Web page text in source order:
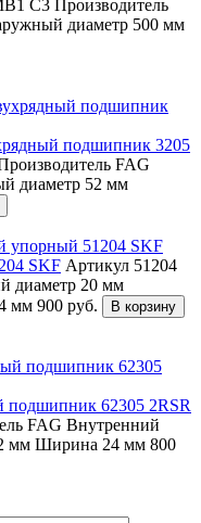
C3 Производитель
диаметр 500 мм
подшипник 3205
FAG
диаметр 52 мм
SKF Артикул 51204
диаметр 20 мм
мм 900 руб. В корзину
62305 2RSR
FAG Внутренний
мм Ширина 24 мм 800